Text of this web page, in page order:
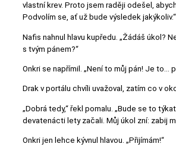
vlastní krev. Proto jsem raději odešel,
Podvolím se, ať už bude výsledek jakýkoliv.“
Nafis nahnul hlavu kupředu. „Žádáš úkol?
s tvým pánem?“
Onkri se napřímil. „Není to můj pán! Je
Drak v portálu chvíli uvažoval, zatím co v
„Dobrá tedy,“ řekl pomalu. „Bude se to
devatenácti lety začali. Můj úkol zní: zabij
Onkri jen lehce kývnul hlavou. „Přijímám!“